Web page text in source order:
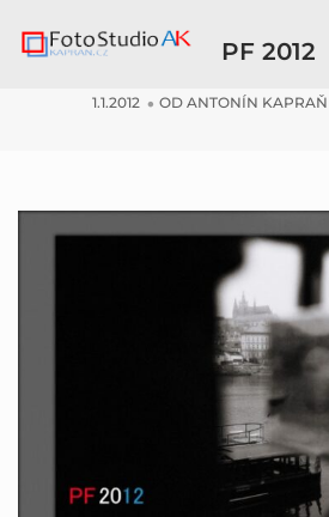
PF 2012
1.1.2012 OD ANTONÍN KAPRAŇ